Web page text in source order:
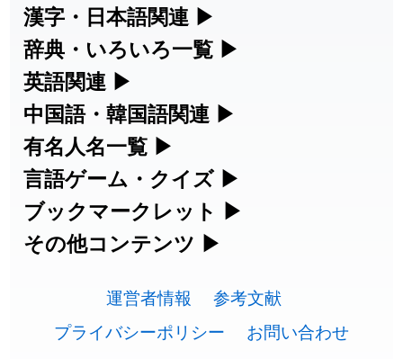
漢字・日本語関連 ▶
漢字の読み方検索、手書き入力、書き順
練習など、日本語学習に役立つツールを
集めています。
人名漢字辞典 - 読み方検索
手書き漢字入力
漢字の書き方・書き順 書き取り練習
ひらがなの書き方・書き順
辞典・いろいろ一覧 ▶
部首・画数別の漢字一覧、熟語辞典、地
名・駅名検索など、各種リファレンスツ
ールです。
部首画数別漢字一覧
常用漢字一覧
画数別なまえ漢字一覧
英語関連 ▶
カタカナ語・略語の意味検索、発音記
号、リスニング練習など英語学習ツール
です。
カタカナ語の意味・発音・類語辞典
英語の発音記号一覧
英単語リスニングテスト
中国語・韓国語関連 ▶
中国語のピンイン変換、韓国語の手書き
入力など、アジア言語学習ツールです。
手書き中国語入力 変換ツール
有名人名一覧 ▶
海外セレブやスポーツ選手の名前の読み
方・発音を確認できます。
海外有名人の苗字・名前一覧と発音
プレミアリーグ選手名一覧
言語ゲーム・クイズ ▶
四字熟語パズルや漢字クイズなど、楽し
みながら学べるゲームです。
有名人名前読みクイズ（毎日更新）
ブックマークレット ▶
ブラウザに登録して、どのサイトからで
す。
漢字読み方検索ブックマークレット
その他コンテンツ ▶
その他の便利ツールです。
絵文字の意味と使い方
運営者情報
参考文献
プライバシーポリシー
お問い合わせ